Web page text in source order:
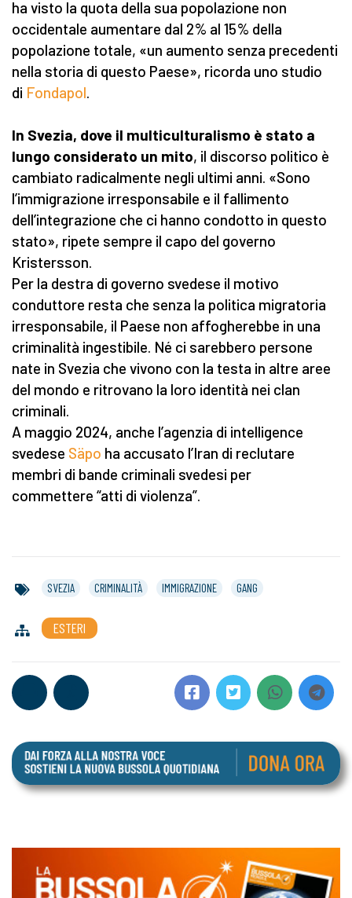
ha visto la quota della sua popolazione non
occidentale aumentare dal 2% al 15% della
popolazione totale, «un aumento senza precedenti
nella storia di questo Paese», ricorda uno studio
di Fondapol.
In Svezia, dove il multiculturalismo è stato a
lungo considerato un mito, il discorso politico è
cambiato radicalmente negli ultimi anni. «Sono
l’immigrazione irresponsabile e il fallimento
dell’integrazione che ci hanno condotto in questo
stato», ripete sempre il capo del governo
Kristersson.
Per la destra di governo svedese il motivo
conduttore resta che senza la politica migratoria
irresponsabile, il Paese non affogherebbe in una
criminalità ingestibile. Né ci sarebbero persone
nate in Svezia che vivono con la testa in altre aree
del mondo e ritrovano la loro identità nei clan
criminali.
A maggio 2024, anche l’agenzia di intelligence
svedese Säpo ha accusato l’Iran di reclutare
membri di bande criminali svedesi per
commettere “atti di violenza”.
SVEZIA CRIMINALITÀ IMMIGRAZIONE GANG
ESTERI